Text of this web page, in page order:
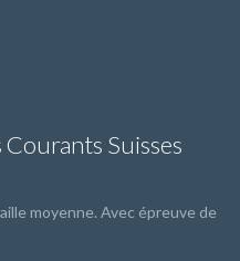
Suisses
moyenne. Avec épreuve de